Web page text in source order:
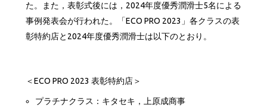
た。また，表彰式後には，2024年度優秀潤滑士5名による
事例発表会が行われた。「ECO PRO 2023」各クラスの表
彰特約店と2024年度優秀潤滑士は以下のとおり。
＜ECO PRO 2023 表彰特約店＞
プラチナクラス：キタセキ，上原成商事